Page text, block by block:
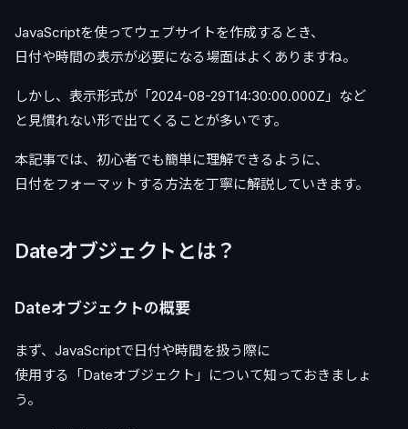
JavaScriptを使ってウェブサイトを作成するとき、
日付や時間の表示が必要になる場面はよくありますね。
しかし、表示形式が「2024-08-29T14:30:00.000Z」など
と見慣れない形で出てくることが多いです。
本記事では、初心者でも簡単に理解できるように、
日付をフォーマットする方法を丁寧に解説していきます。
Dateオブジェクトとは？
Dateオブジェクトの概要
まず、JavaScriptで日付や時間を扱う際に
使用する「Dateオブジェクト」について知っておきましょ
う。